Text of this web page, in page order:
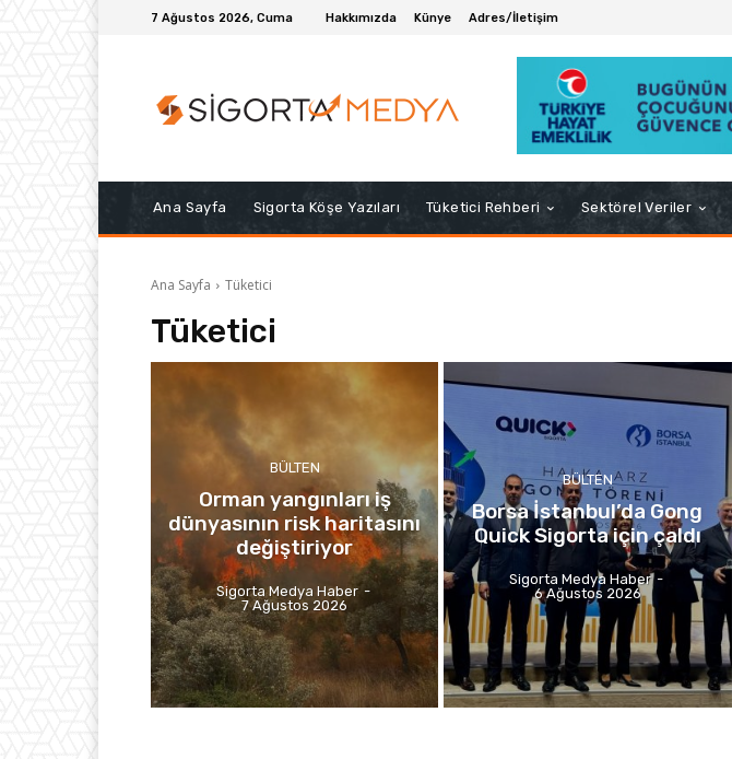
7 Ağustos 2026, Cuma Hakkımızda Künye Adres/İletişim
Ana Sayfa Sigorta Köşe Yazıları Tüketici Rehberi Sektörel Veriler
Ana Sayfa Tüketici
Tüketici
BÜLTEN
Orman yangınları iş
dünyasının risk haritasını
değiştiriyor
Sigorta Medya Haber -
7 Ağustos 2026
BÜLTEN
Borsa İstanbul’da Gong
Quick Sigorta için çaldı
Sigorta Medya Haber -
6 Ağustos 2026